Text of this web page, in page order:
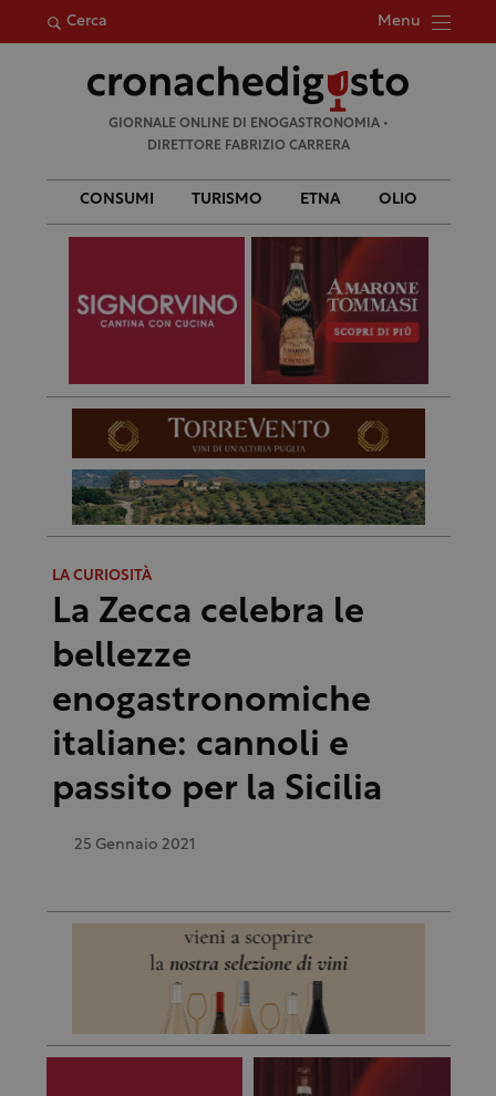
Cerca Menu
per:
GIORNALE ONLINE DI ENOGASTRONOMIA •
DIRETTORE FABRIZIO CARRERA
CONSUMI TURISMO ETNA OLIO
LA CURIOSITÀ
La Zecca celebra le
bellezze
enogastronomiche
italiane: cannoli e
passito per la Sicilia
25 Gennaio 2021